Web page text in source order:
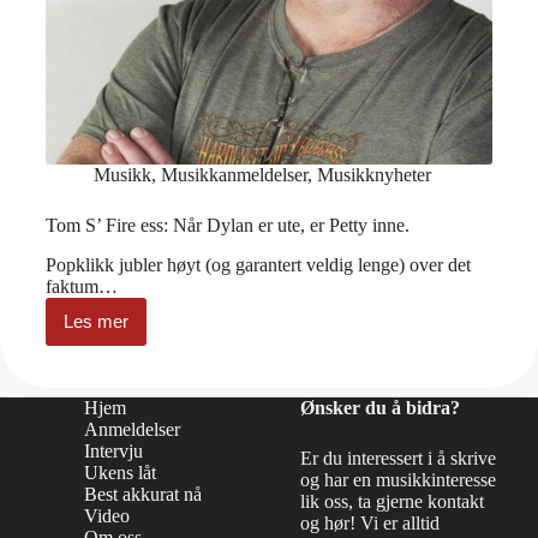
Musikk, Musikkanmeldelser, Musikknyheter
Tom S’ Fire ess: Når Dylan er ute, er Petty inne.
Popklikk jubler høyt (og garantert veldig lenge) over det
faktum…
Les mer
Tom
S’
Når
Dylan
er
ute,
er
Petty
Hjem
Anmeldelser
Intervju
Ukens låt
Best akkurat nå
Video
Ønsker du å bidra?
Er du interessert i å skrive
og har en musikkinteresse
lik oss, ta gjerne kontakt
og hør! Vi er alltid